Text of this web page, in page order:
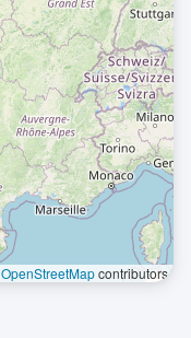
OpenStreetMapcontributors